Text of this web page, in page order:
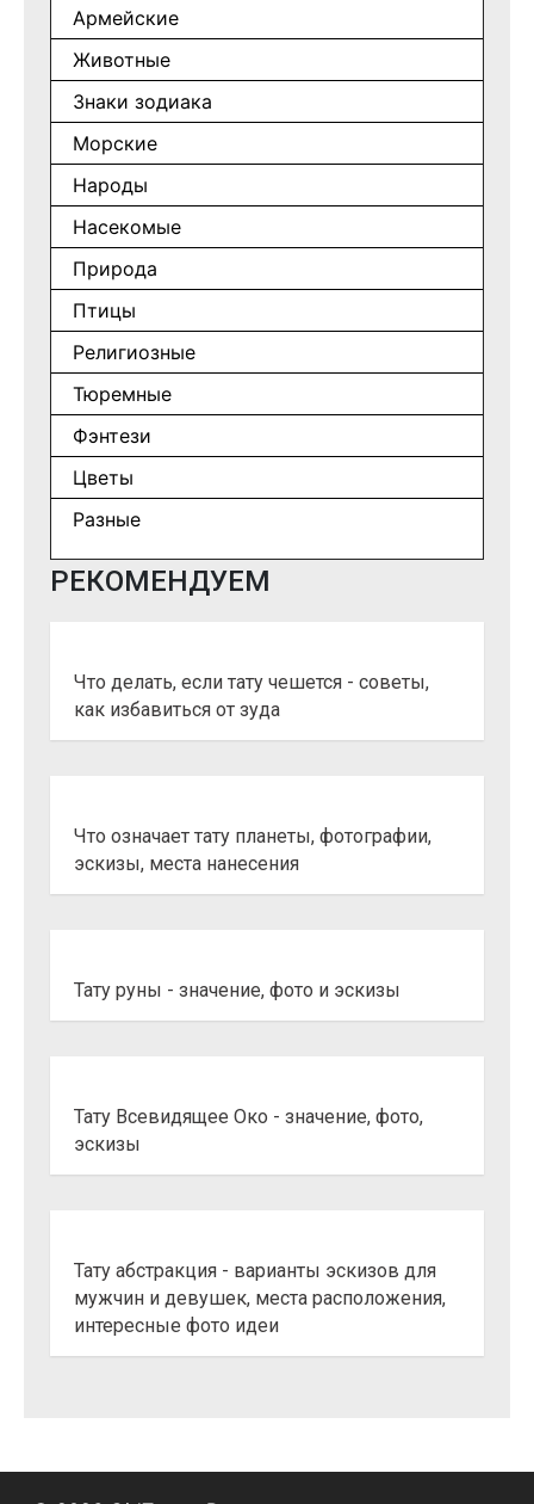
Армейские
Животные
Знаки зодиака
Морские
Народы
Насекомые
Природа
Птицы
Религиозные
Тюремные
Фэнтези
Цветы
Разные
РЕКОМЕНДУЕМ
Что делать, если тату чешется - советы,
как избавиться от зуда
Что означает тату планеты, фотографии,
эскизы, места нанесения
Тату руны - значение, фото и эскизы
Тату Всевидящее Око - значение, фото,
эскизы
Тату абстракция - варианты эскизов для
мужчин и девушек, места расположения,
интересные фото идеи